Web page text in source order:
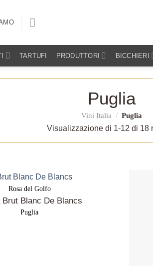
TARTUFI PRODUTTORI BICCHIERI
Puglia
Vini Italia / Puglia
Visualizzazione di 1-12 di 18
Rosa del Golfo
Brut Blanc De Blancs
Puglia